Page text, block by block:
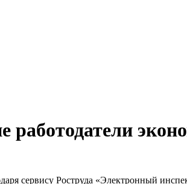
работодатели
сервису Роструда «Электронный